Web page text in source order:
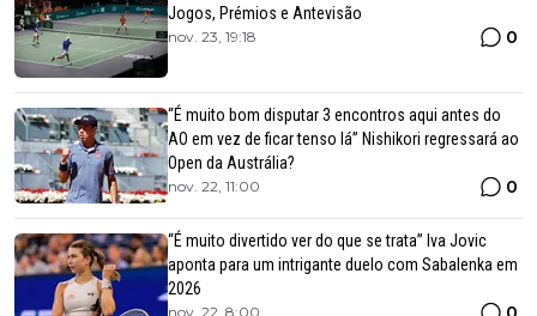
Jogos, Prémios e Antevisão
nov. 23, 19:18 0
“É muito bom disputar 3 encontros aqui antes do
AO em vez de ficar tenso lá” Nishikori regressará ao
Open da Austrália?
nov. 22, 11:00 0
“É muito divertido ver do que se trata” Iva Jovic
aponta para um intrigante duelo com Sabalenka em
2026
nov. 22, 8:00